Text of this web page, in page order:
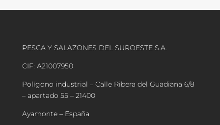
PESCA Y SALAZONES DEL SUROESTE S.A.
CIF: A21007950
Polígono industrial – Calle Ribera del Guadiana 6/8
– apartado 55 – 21400
Ayamonte – España